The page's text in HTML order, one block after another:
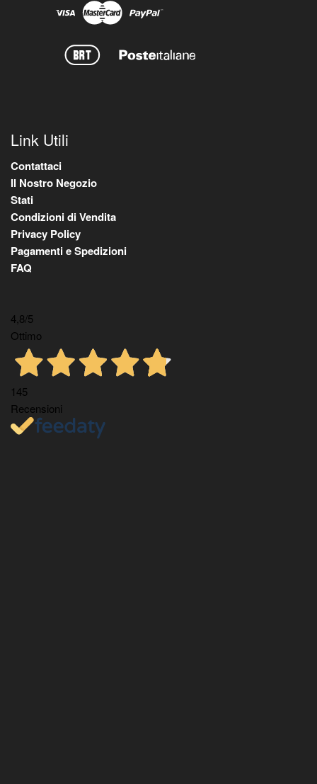
Link Utili
Contattaci
Il Nostro Negozio
Stati
Condizioni di Vendita
Privacy Policy
Pagamenti e Spedizioni
FAQ
4,8/5
Ottimo
145
Recensioni